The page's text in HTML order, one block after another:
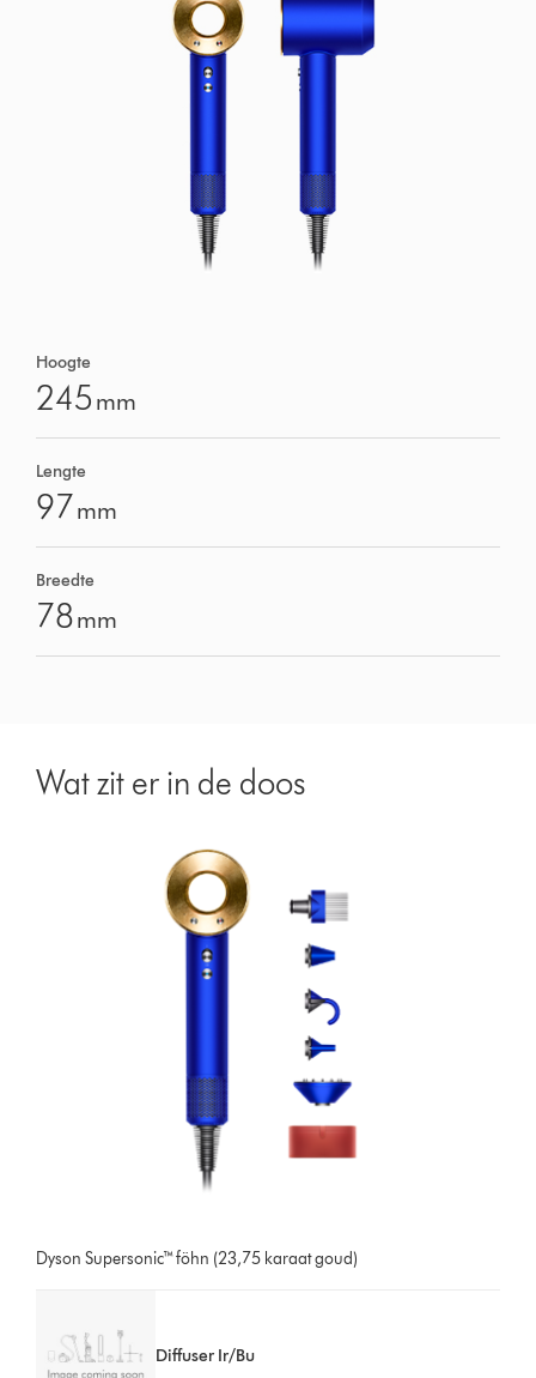
Hoogte
245 mm
Lengte
97mm
Breedte
78mm
Wat zit er in de doos
Dyson Supersonic™ föhn (23,75 karaat goud)
Diffuser Ir/Bu